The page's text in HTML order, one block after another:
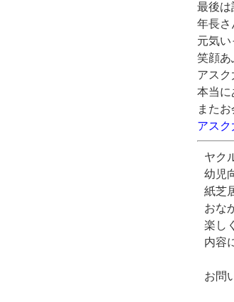
最後は
年長さ
元気い
笑顔あ
アスク
本当に
また
アス
ヤク
幼児
紙芝
おな
楽し
内容
お問